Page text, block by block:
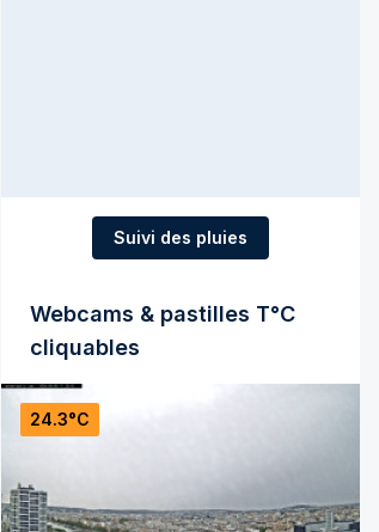
Suivi des pluies
Webcams & pastilles T°C
cliquables
24.3°C